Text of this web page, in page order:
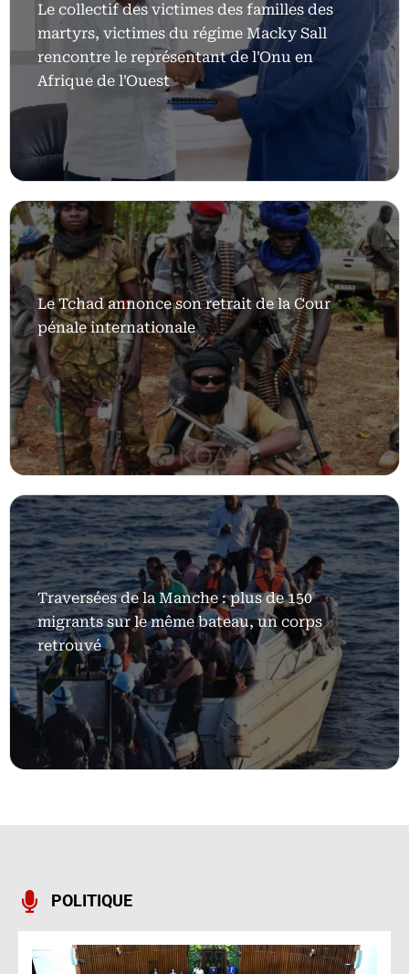
Le collectif des victimes des familles des
martyrs, victimes du régime Macky Sall
rencontre le représentant de l'Onu en
Afrique de l'Ouest
Le Tchad annonce son retrait de la Cour
pénale internationale
Traversées de la Manche : plus de 150
migrants sur le même bateau, un corps
retrouvé
POLITIQUE